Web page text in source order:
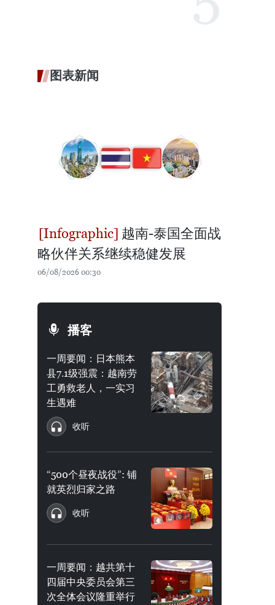
图表新闻
越南-泰国全面战
略伙伴关系继续稳健发展
06/08/2026 00:30
播客
一周要闻：日本熊本
县7.1级强震：越南劳
工勇救老人，一实习
生遇难
收听
“500个昼夜战役”: 铺
就英烈归家之路
收听
一周要闻：越共第十
四届中央委员会第三
次全体会议隆重举行